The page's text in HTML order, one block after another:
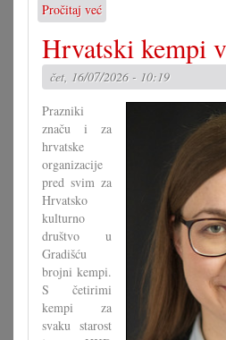
Pročitaj već
Nova
Croatisada
subotu
i
nedilju
Hrvatski kempi
čet, 16/07/2026 - 10:19
Prazniki
značu i za
hrvatske
organizacije
pred svim za
Hrvatsko
kulturno
društvo u
Gradišću
brojni kempi.
S četirimi
kempi za
svaku starost